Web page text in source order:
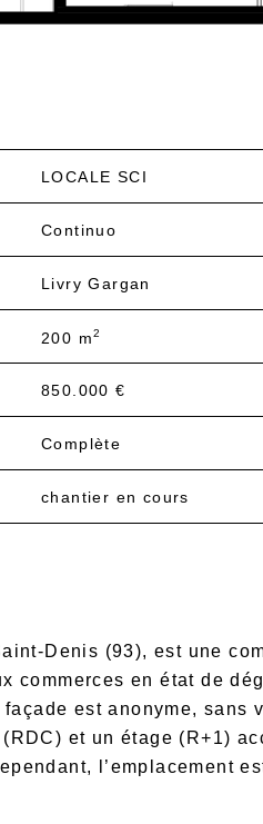
LOCALE SCI
Continuo
Livry Gargan
200 m2
850.000 €
Complète
chantier en cours
Denis (93), est une
commerces en état de
est anonyme, sans
et un étage (R+1)
l’emplacement